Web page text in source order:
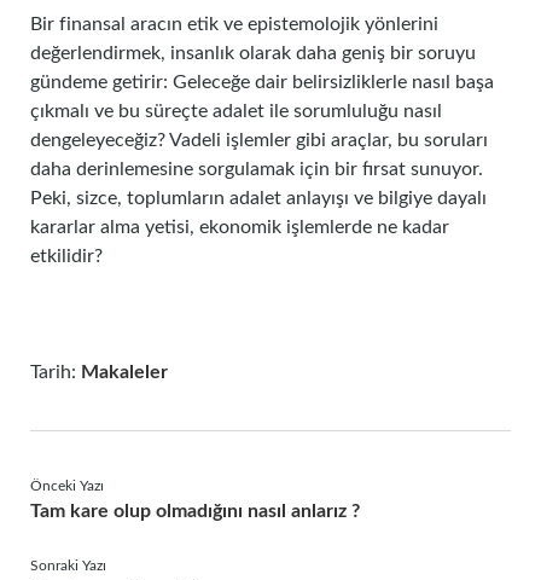
Bir finansal aracın etik ve epistemolojik yönlerini
değerlendirmek, insanlık olarak daha geniş bir soruyu
gündeme getirir: Geleceğe dair belirsizliklerle nasıl başa
çıkmalı ve bu süreçte adalet ile sorumluluğu nasıl
dengeleyeceğiz? Vadeli işlemler gibi araçlar, bu soruları
daha derinlemesine sorgulamak için bir fırsat sunuyor.
Peki, sizce, toplumların adalet anlayışı ve bilgiye dayalı
kararlar alma yetisi, ekonomik işlemlerde ne kadar
etkilidir?
Tarih: Makaleler
Önceki Yazı
Tam kare olup olmadığını nasıl anlarız ?
Sonraki Yazı